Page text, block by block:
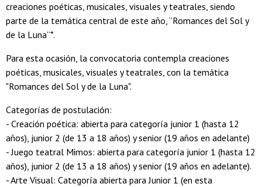
creaciones poéticas, musicales, visuales y teatrales, siendo
parte de la temática central de este año, “Romances del Sol y
de la Luna”*.
Para esta ocasión, la convocatoria contempla creaciones
poéticas, musicales, visuales y teatrales, con la temática
"Romances del Sol y de la Luna".
Categorías de postulación:
- Creación poética: abierta para categoría junior 1 (hasta 12
años), junior 2 (de 13 a 18 años) y senior (19 años en adelante)
- Juego teatral Mimos: abierta para categoría junior 1 (hasta 12
años), junior 2 (de 13 a 18 años) y senior (19 años en adelante).
- Arte Visual: Categoría abierta para Junior 1 (en esta